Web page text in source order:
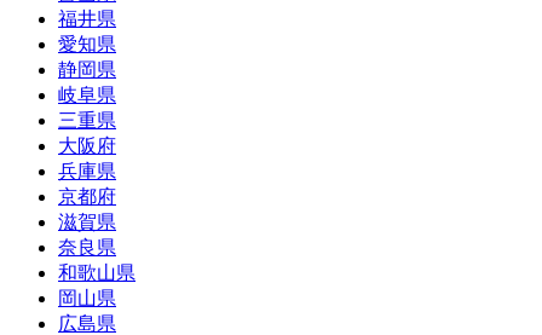
福井県
愛知県
静岡県
岐阜県
三重県
大阪府
兵庫県
京都府
滋賀県
奈良県
和歌山県
岡山県
広島県